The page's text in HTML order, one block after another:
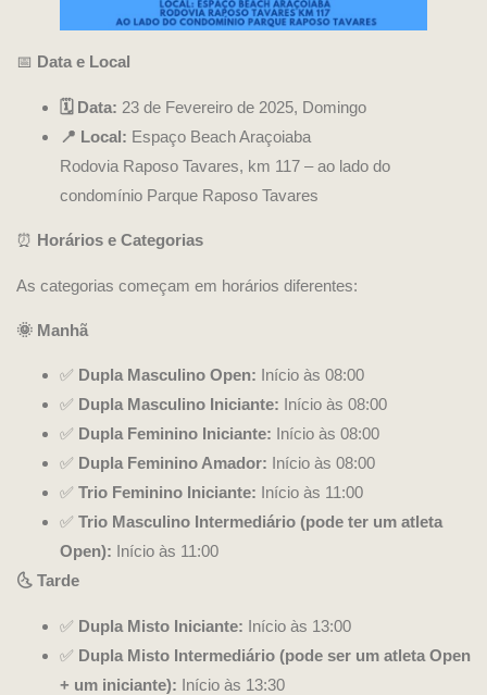
📅 Data e Local
🗓️ Data: 23 de Fevereiro de 2025, Domingo
📍 Local: Espaço Beach Araçoiaba
Rodovia Raposo Tavares, km 117 – ao lado do
condomínio Parque Raposo Tavares
⏰ Horários e Categorias
As categorias começam em horários diferentes:
🌞 Manhã
✅ Dupla Masculino Open: Início às 08:00
✅ Dupla Masculino Iniciante: Início às 08:00
✅ Dupla Feminino Iniciante: Início às 08:00
✅ Dupla Feminino Amador: Início às 08:00
✅ Trio Feminino Iniciante: Início às 11:00
✅ Trio Masculino Intermediário (pode ter um atleta
Open): Início às 11:00
🌜 Tarde
✅ Dupla Misto Iniciante: Início às 13:00
✅ Dupla Misto Intermediário (pode ser um atleta Open
+ um iniciante): Início às 13:30